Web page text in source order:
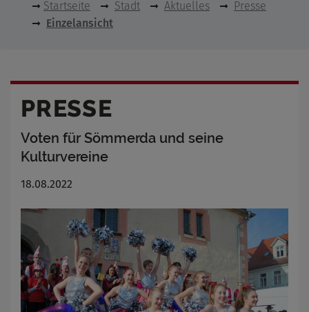
Startseite Stadt Aktuelles
Presse
Einzelansicht
PRESSE
Voten für Sömmerda und seine
Kulturvereine
18.08.2022